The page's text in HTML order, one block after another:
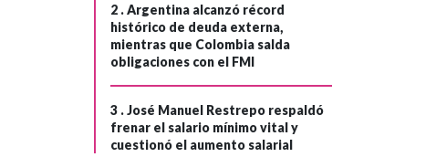
2 .Argentina alcanzó récord
histórico de deuda externa,
mientras que Colombia salda
obligaciones con el FMI
3 .José Manuel Restrepo respaldó
frenar el salario mínimo vital y
cuestionó el aumento salarial